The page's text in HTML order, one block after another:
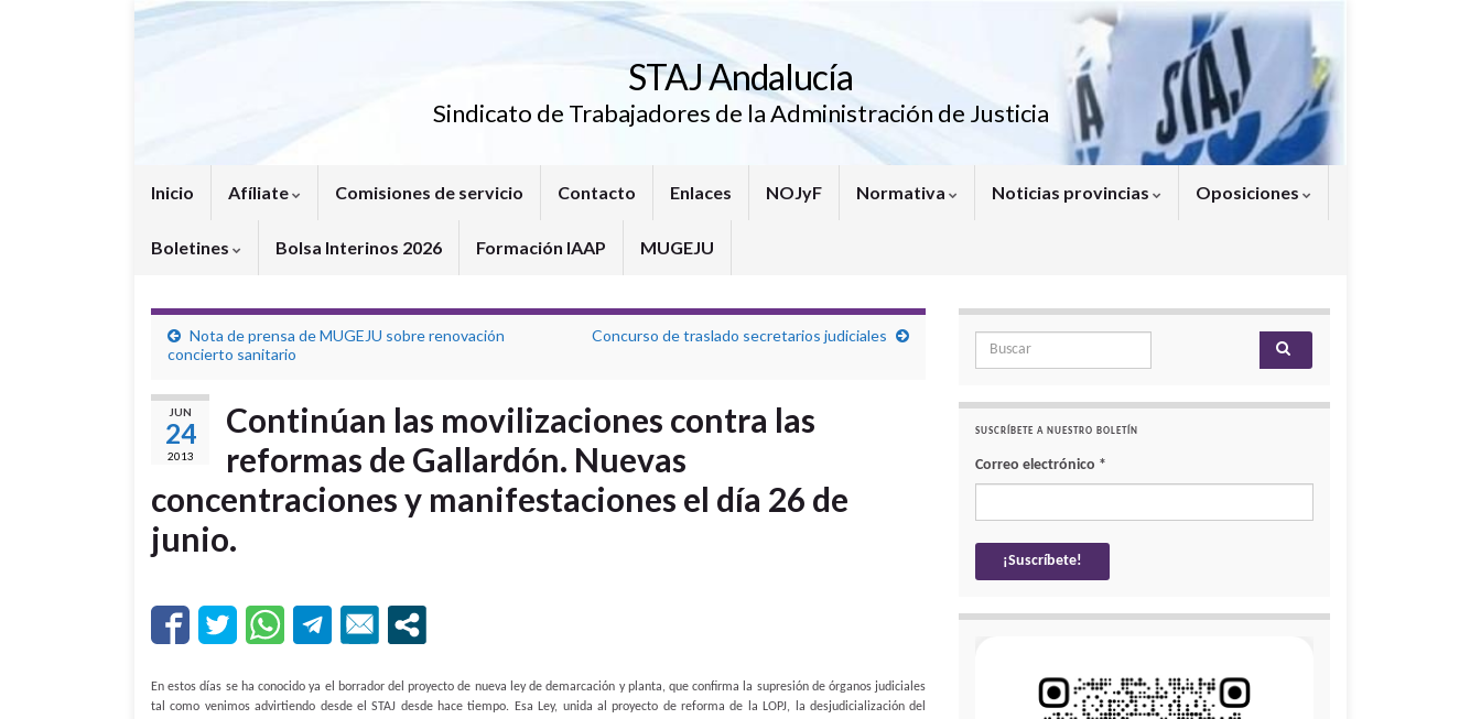
STAJ Andalucía
Sindicato de Trabajadores de la Administración de Justicia
Inicio Afíliate Comisiones de servicio Contacto Enlaces NOJyF Normativa Noticias provincias Oposiciones
Boletines Bolsa Interinos 2026 Formación IAAP MUGEJU
Nota de prensa de MUGEJU sobre renovación
concierto sanitario
Concurso de traslado secretarios judiciales
JUN
24
2013
Continúan las movilizaciones contra las
reformas de Gallardón. Nuevas
concentraciones y manifestaciones el día 26 de
junio.
En estos días se ha conocido ya el borrador del proyecto de nueva ley de demarcación y planta, que confirma la supresión de órganos judiciales
tal como venimos advirtiendo desde el STAJ desde hace tiempo. Esa Ley, unida al proyecto de reforma de la LOPJ, la desjudicialización del
Search for:
SUSCRÍBETE A NUESTRO BOLETÍN
Correo electrónico *